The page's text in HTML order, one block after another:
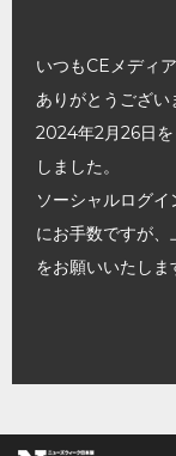
いつもCEメディ
ありがとうござい
2024年2月26日を
しました。
ソーシャルログ
にお手数ですが
をお願いいたしま